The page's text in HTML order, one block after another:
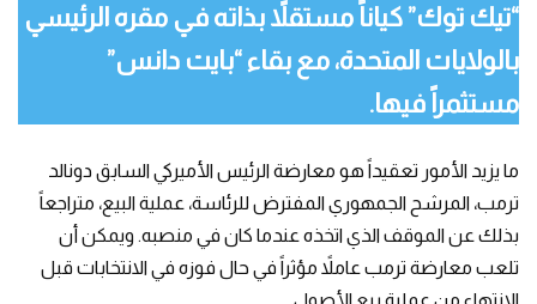
“تيك توك” كياناً مستقلاً بذاته في مقره الرئيسي
بالولايات المتحدة، مع بقاء “بايت دانس”
مستثمراً فيها.
ما يزيد الأمور تعقيداً هو معارضة الرئيس الأميركي السابق دونالد
ترمب، المرشح الجمهوري المفترض للرئاسة، عملية البيع، متراجعاً
بذلك عن الموقف الذي اتخذه عندما كان في منصبه. ويمكن أن
تلعب معارضة ترمب عاملاً مؤثراً في حال فوزه في الانتخابات قبل
الانتهاء من عملية بيع الأصول.